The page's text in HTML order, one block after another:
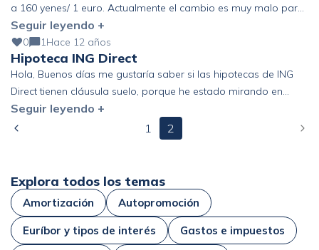
a 160 yenes/ 1 euro. Actualmente el cambio es muy malo para
mis intereses.¿que predicciones puedo esperar a corto/medio
plazo?¿Que acciones me aconsejan?Puedo retornar a otra
divisa, incluida el euro, en condiciones de euribor 0,70, pero
significaría consolidar un nominal de deuda casi […]
Seguir leyendo +
0 1Hace 12 años
Hipoteca ING Direct
Hola, Buenos días me gustaría saber si las hipotecas de ING
Direct tienen cláusula suelo, porque he estado mirando en
varias entidades y he visto que algunas que las siguen
comercializando con esta condición.
Seguir leyendo +
1
2
Explora todos los temas
Amortización Autopromoción
Euríbor y tipos de interés Gastos e impuestos